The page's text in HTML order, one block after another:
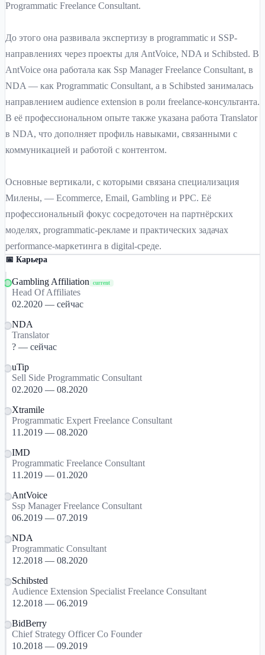
Programmatic Freelance Consultant.
До этого она развивала экспертизу в programmatic и SSP-
направлениях через проекты для AntVoice, NDA и Schibsted. В
AntVoice она работала как Ssp Manager Freelance Consultant, в
NDA — как Programmatic Consultant, а в Schibsted занималась
направлением audience extension в роли freelance-консультанта.
В её профессиональном опыте также указана работа Translator
в NDA, что дополняет профиль навыками, связанными с
коммуникацией и работой с контентом.
Основные вертикали, с которыми связана специализация
Милены, — Ecommerce, Email, Gambling и PPC. Её
профессиональный фокус сосредоточен на партнёрских
моделях, programmatic-рекламе и практических задачах
performance-маркетинга в digital-среде.
📅 Карьера
Gambling Affiliation current
Head Of Affiliates
02.2020 — сейчас
NDA
Translator
? — сейчас
uTip
Sell Side Programmatic Consultant
02.2020 — 08.2020
Xtramile
Programmatic Expert Freelance Consultant
11.2019 — 08.2020
IMD
Programmatic Freelance Consultant
11.2019 — 01.2020
AntVoice
Ssp Manager Freelance Consultant
06.2019 — 07.2019
NDA
Programmatic Consultant
12.2018 — 08.2020
Schibsted
Audience Extension Specialist Freelance Consultant
12.2018 — 06.2019
BidBerry
Chief Strategy Officer Co Founder
10.2018 — 09.2019